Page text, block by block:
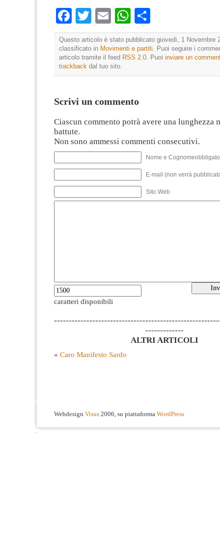
Facebook
TwitterEmailWhatsApp
Questo articolo è stato pubblicato giovedì, 1 Novembre
classificato in Movimenti e partiti . Puoi seguire i
articolo tramite il feed RSS 2.0 . Puoi inviare un
trackback dal tuo sito.
Scrivi un commento
Ciascun commento potrà avere una lunghezza
battute.
Non sono ammessi commenti consecutivi.
Nome e
E-mail (non verrà
Sito Web
caratteri disponibili
-------------
ALTRI ARTICOLI
« Caro Manifesto Sardo
Webdesign Visus 2006, su piattaforma WordPress